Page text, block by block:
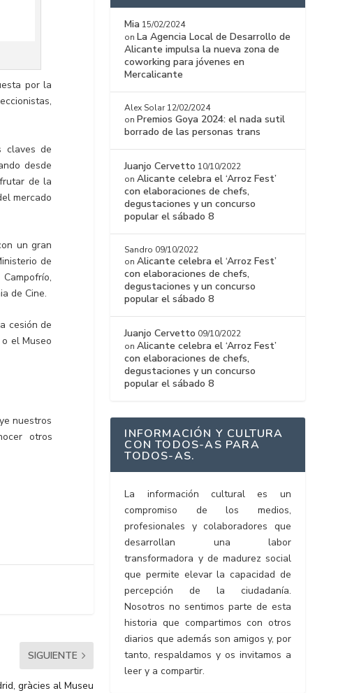
por la
claves de
desde
de la
mercado
un gran
de
de Cine.
cesión de
el Museo
nuestros
otros
SIGUIENTE
gràcies al Museu
Mia 15/02/2024
on La Agencia Local de Desarrollo de
Alicante impulsa la nueva zona de
coworking para jóvenes en
Mercalicante
Alex Solar 12/02/2024
on Premios Goya 2024: el nada sutil
borrado de las personas trans
Juanjo Cervetto 10/10/2022
onAlicante celebra el ‘Arroz Fest’
con elaboraciones de chefs,
degustaciones y un concurso
popular el sábado 8
Sandro 09/10/2022
onAlicante celebra el ‘Arroz Fest’
con elaboraciones de chefs,
degustaciones y un concurso
popular el sábado 8
Juanjo Cervetto 09/10/2022
onAlicante celebra el ‘Arroz Fest’
con elaboraciones de chefs,
degustaciones y un concurso
popular el sábado 8
INFORMACIÓN Y CULTURA
CON TODOS-AS PARA
TODOS-AS.
La información cultural es un
compromiso de los medios,
profesionales y colaboradores que
desarrollan una labor
transformadora y de madurez social
que permite elevar la capacidad de
percepción de la ciudadanía.
Nosotros no sentimos parte de esta
historia que compartimos con otros
diarios que además son amigos y, por
tanto, respaldamos y os invitamos a
leer y a compartir.